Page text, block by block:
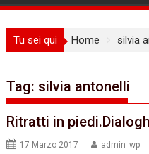
Tu sei qui Home silvia
Tag: silvia antonelli
Ritratti in
17 Marzo 2017 admin_wp